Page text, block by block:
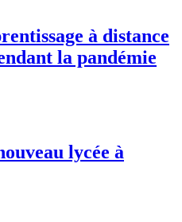
à distance
la pandémie
lycée à